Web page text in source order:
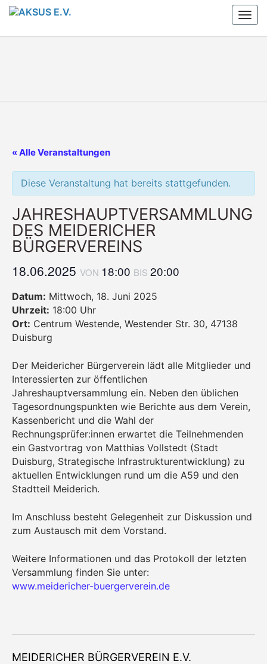
Skip
content
« Alle Veranstaltungen
Diese Veranstaltung hat bereits stattgefunden.
JAHRESHAUPTVERSAMMLUNG
DES MEIDERICHER
BÜRGERVEREINS
18.06.2025 VON 18:00 BIS 20:00
Datum: Mittwoch, 18. Juni 2025
Uhrzeit: 18:00 Uhr
Ort: Centrum Westende, Westender Str. 30, 47138
Duisburg
Der Meidericher Bürgerverein lädt alle Mitglieder und
Interessierten zur öffentlichen
Jahreshauptversammlung ein. Neben den üblichen
Tagesordnungspunkten wie Berichte aus dem Verein,
Kassenbericht und die Wahl der
Rechnungsprüfer:innen erwartet die Teilnehmenden
ein Gastvortrag von Matthias Vollstedt (Stadt
Duisburg, Strategische Infrastrukturentwicklung) zu
aktuellen Entwicklungen rund um die A59 und den
Stadtteil Meiderich.
Im Anschluss besteht Gelegenheit zur Diskussion und
zum Austausch mit dem Vorstand.
Weitere Informationen und das Protokoll der letzten
Versammlung finden Sie unter:
www.meidericher-buergerverein.de
MEIDERICHER BÜRGERVEREIN E.V.